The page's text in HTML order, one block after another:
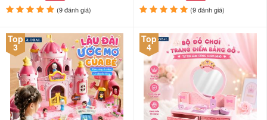
(9 đánh giá) (9 đánh giá)
Top
3
Top
4